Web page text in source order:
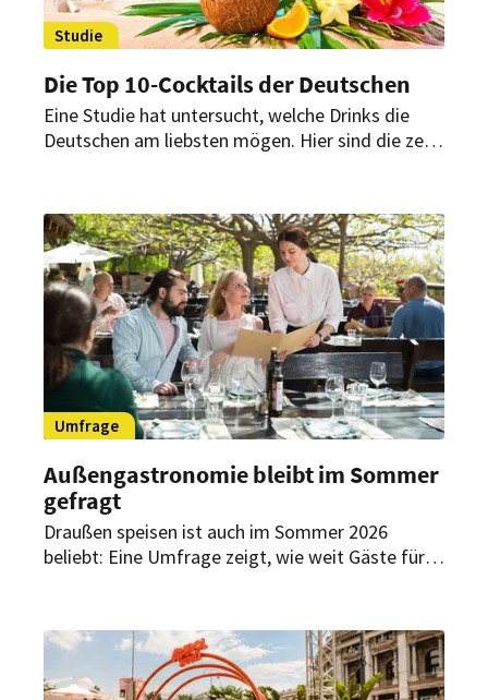
Studie
Die Top 10-Cocktails der Deutschen
Eine Studie hat untersucht, welche Drinks die
Deutschen am liebsten mögen. Hier sind die zehn
Umfrage
Außengastronomie bleibt im Sommer
gefragt
Draußen speisen ist auch im Sommer 2026
beliebt: Eine Umfrage zeigt, wie weit Gäste für
hundefreundliche Angebote haben.